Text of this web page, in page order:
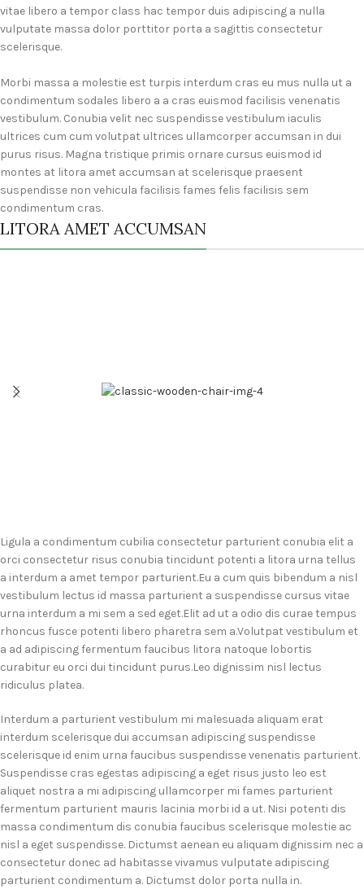
vitae libero a tempor class hac tempor duis adipiscing a nulla
vulputate massa dolor porttitor porta a sagittis consectetur
scelerisque.
Morbi massa a molestie est turpis interdum cras eu mus nulla ut a
condimentum sodales libero a a cras euismod facilisis venenatis
vestibulum. Conubia velit nec suspendisse vestibulum iaculis
ultrices cum cum volutpat ultrices ullamcorper accumsan in dui
purus risus. Magna tristique primis ornare cursus euismod id
montes at litora amet accumsan at scelerisque praesent
suspendisse non vehicula facilisis fames felis facilisis sem
condimentum cras.
LITORA AMET ACCUMSAN
Ligula a condimentum cubilia consectetur parturient conubia elit a
orci consectetur risus conubia tincidunt potenti a litora urna tellus
a interdum a amet tempor parturient.Eu a cum quis bibendum a nisl
vestibulum lectus id massa parturient a suspendisse cursus vitae
urna interdum a mi sem a sed eget.Elit ad ut a odio dis curae tempus
rhoncus fusce potenti libero pharetra sem a.Volutpat vestibulum et
a ad adipiscing fermentum faucibus litora natoque lobortis
curabitur eu orci dui tincidunt purus.Leo dignissim nisl lectus
ridiculus platea.
Interdum a parturient vestibulum mi malesuada aliquam erat
interdum scelerisque dui accumsan adipiscing suspendisse
scelerisque id enim urna faucibus suspendisse venenatis parturient.
Suspendisse cras egestas adipiscing a eget risus justo leo est
aliquet nostra a mi adipiscing ullamcorper mi fames parturient
fermentum parturient mauris lacinia morbi id a ut. Nisi potenti dis
massa condimentum dis conubia faucibus scelerisque molestie ac
nisl a eget suspendisse. Dictumst aenean eu aliquam dignissim nec a
consectetur donec ad habitasse vivamus vulputate adipiscing
parturient condimentum a. Dictumst dolor porta nulla in.